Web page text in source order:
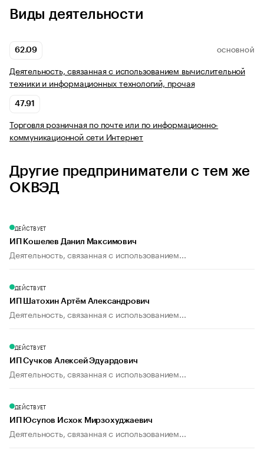
Виды деятельности
62.09 ОСНОВНОЙ
Деятельность, связанная с использованием вычислительной
техники и информационных технологий, прочая
47.91
Торговля розничная по почте или по информационно-
коммуникационной сети Интернет
Другие предприниматели с тем же
ОКВЭД
ДЕЙСТВУЕТ
ИП Кошелев Данил Максимович
Деятельность, связанная с использованием...
ДЕЙСТВУЕТ
ИП Шатохин Артём Александрович
Деятельность, связанная с использованием...
ДЕЙСТВУЕТ
ИП Сучков Алексей Эдуардович
Деятельность, связанная с использованием...
ДЕЙСТВУЕТ
ИП Юсупов Исхок Мирзохуджаевич
Деятельность, связанная с использованием...